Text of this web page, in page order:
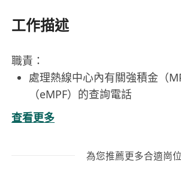
工作描述
職責：
處理熱線中心內有關強積金（
（eMPF）的查詢電話
計劃和建議應對複雜和投訴案件
執行解決方案，或需要直接聯絡
導及團隊溝通
查看更多
為您推薦更多合適崗位